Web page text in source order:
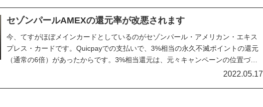
セゾンパールAMEXの還元率が改悪されます
今、てすがほぼメインカードとしているのがセゾンパール・アメリカン・エキス
プレス・カードです。Quicpayでの支払いで、3%相当の永久不滅ポイントの還元
（通常の6倍）があったからです。3%相当還元は、元々キャンペーンの位置づけ
2022.05.17